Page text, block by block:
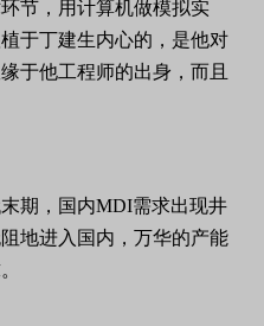
节，用计算机做模拟实
于丁建生内心的，是他对
于他工程师的出身，而且
期，国内MDI需求出现井
地进入国内，万华的产能